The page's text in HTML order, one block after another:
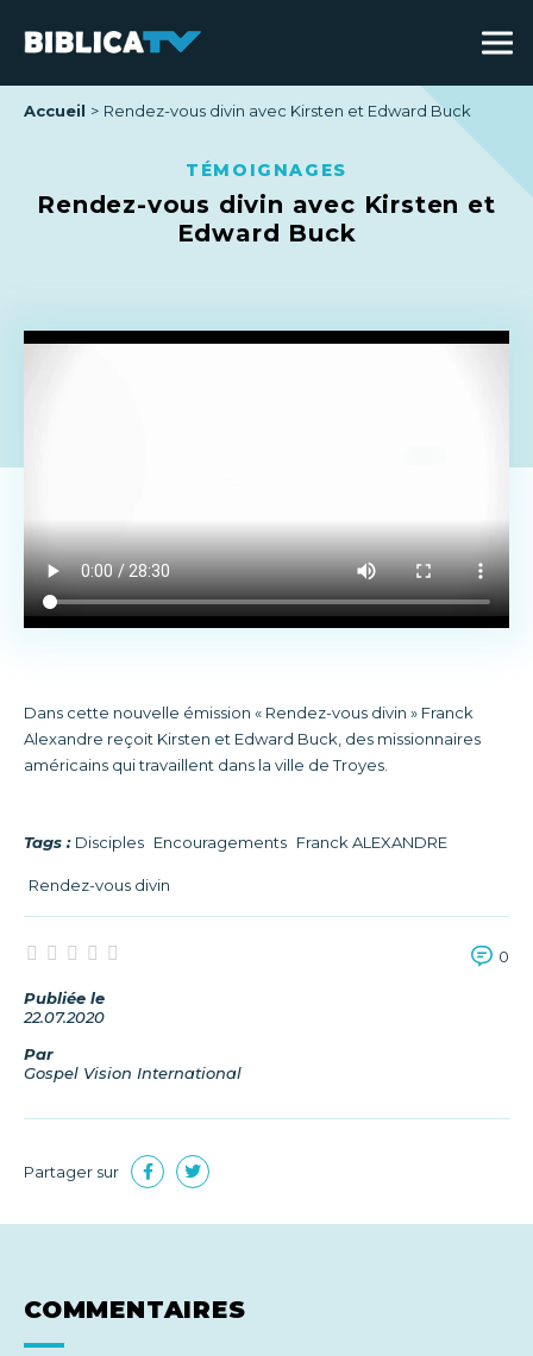
Accueil Rendez-vous divin avec Kirsten et Edward Buck
TÉMOIGNAGES
Rendez-vous divin avec Kirsten et
Edward Buck
Dans cette nouvelle émission « Rendez-vous divin » Franck
Alexandre reçoit Kirsten et Edward Buck, des missionnaires
américains qui travaillent dans la ville de Troyes.
Tags : Disciples Encouragements Franck ALEXANDRE
Rendez-vous divin
0
Publiée le
22.07.2020
Par
Gospel Vision International
Partager sur
COMMENTAIRES